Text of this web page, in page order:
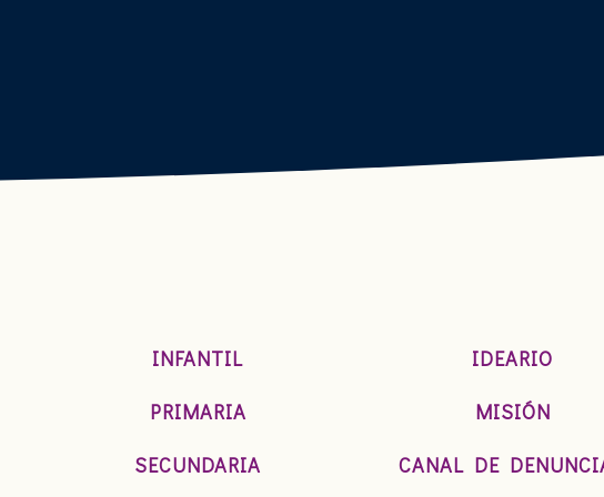
INFANTIL
PRIMARIA
SECUNDARIA
IDEARIO
MISIÓN
CANAL DE